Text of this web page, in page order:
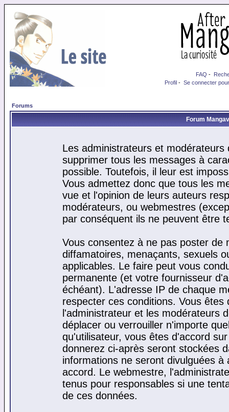
FAQ -
Profil - Se connecter
Forums
Forum
Les administrateurs et
supprimer tous les messages à
possible. Toutefois, il leur est
Vous admettez donc que tous les
vue et l'opinion de leurs auteurs
modérateurs, ou webmestres
par conséquent ils ne peuvent être
Vous consentez à ne pas poster de
diffamatoires, menaçants, sexuels
applicables. Le faire peut vous
permanente (et votre fournisseur
échéant). L'adresse IP de chaque
respecter ces conditions. Vous
l'administrateur et les modérateurs
déplacer ou verrouiller n'importe
qu'utilisateur, vous êtes d'accord
donnerez ci-après seront stockées
informations ne seront divulguées
accord. Le webmestre,
tenus pour responsables si une
de ces données.